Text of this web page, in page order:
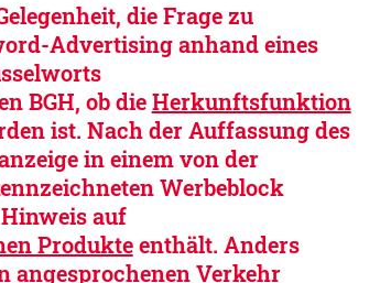
die Frage zu
Advertising anhand eines
BGH, ob dieHerkunftsfunktion
ist. Nach der Auffassung des
in einem von der
Werbeblock
auf
Produkteenthält. Anders
angesprochenen Verkehr